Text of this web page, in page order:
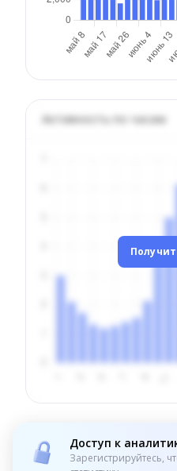
Активность по часам
Доступ к
Зарегистрируйтесь,